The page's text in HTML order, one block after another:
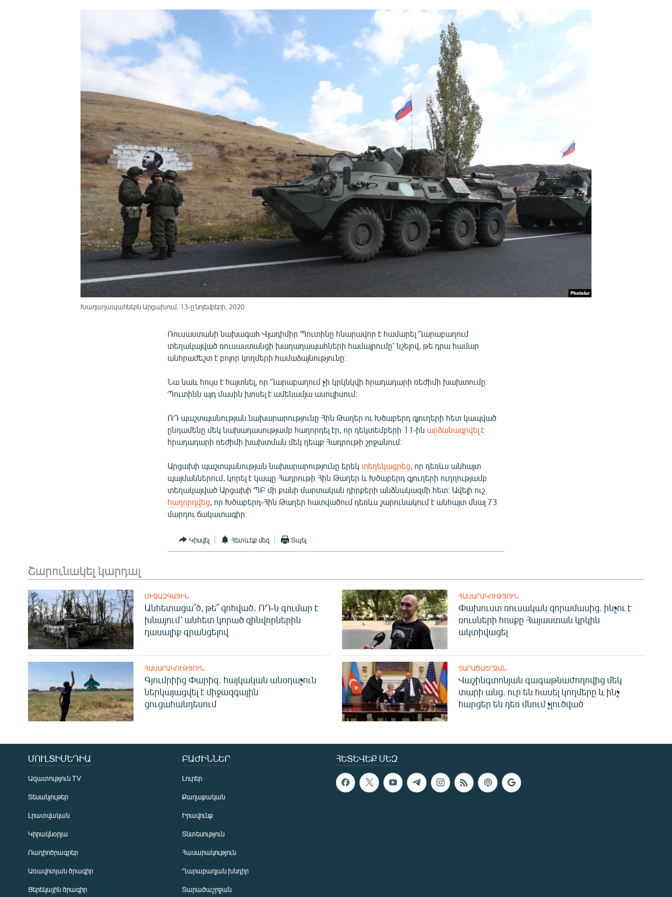
ՄԵԿՆԱԲԱՆՈՒԹՅՈՒՆ
ՁԳՏԵԼՈՎ ԼԱՎԱԳՈՒՅՆԻՆ
Խաղաղապահներն Արցախում, 13-ը նոյեմբերի, 2020
Ռուսաստանի նախագահ Վլադիմիր Պուտինը հնարավոր է համարել Ղարաբաղում
տեղակայված ռուսաստանցի խաղաղապահների համալրումը՝ նշելով, թե դրա համար
անհրաժեշտ է բոլոր կողմերի համաձայնությունը։
Նա նաև հույս է հայտնել, որ Ղարաբաղում չի կրկնկվի հրադադարի ռեժիմի խախտումը։
Պուտինն այդ մասին խոսել է ամենամյա ասուլիսում։
ՌԴ պաշտպանության նախարարությունը Հին Թաղեր ու Խծաբերդ գյուղերի հետ կապված
ընդամենը մեկ նախադասությամբ հաղորդել էր, որ դեկտեմբերի 11-ին արձանագրվել է
հրադադարի ռեժիմի խախտման մեկ դեպք Հադրութի շրջանում։
Արցախի պաշտպանության նախարարությունը երեկ տեղեկացրեց, որ դեռևս անհայտ
պայմաններում, կորել է կապը Հադրութի Հին Թաղեր և Խծաբերդ գյուղերի ուղղությամբ
տեղակայված Արցախի ՊԲ մի քանի մարտական դիրքերի անձնակազմի հետ։ Ավելի ուշ
հաղորդվեց, որ Խծաբերդ-Հին Թաղեր հատվածում դեռևս շարունակում է անհայտ մնալ 73
մարդու ճակատագիր։
Կիսվել Հետևեք մեզ Տպել
Շարունակել կարդալ
ՄԻՋԱԶԳԱՅԻՆ
Անհետացա՞ծ, թե՞ զոհված․ ՌԴ-ն գումար է
խնայում՝ անհետ կորած զինվորներին
դասալիք գրանցելով
ՀԱՍԱՐԱԿՈՒԹՅՈՒՆ
Փախուստ ռուսական զորամասից. ինչու է
ռուսների հոսքը Հայաստան կրկին
ակտիվացել
ՀԱՍԱՐԱԿՈՒԹՅՈՒՆ
Գյումրիից Փարիզ․ հայկական անօդաչուն
ներկայացվել է միջազգային
ցուցահանդեսում
ՏԱՐԱԾԱՇՐՋԱՆ
Վաշինգտոնյան գագաթնաժողովից մեկ
տարի անց. ուր են հասել կողմերը և ինչ
հարցեր են դեռ մնում չլուծված
ՀԵՏԵՎԵՔ ՄԵԶ
ՄՈՒԼՏԻՄԵԴԻԱ
Ազատություն TV
Տեսանյութեր
Լրատվական
Կիրակնօրյա
Ռադիոծրագրեր
Առավոտյան ծրագիր
Ցերեկային ծրագիր
ԲԱԺԻՆՆԵՐ
Լուրեր
Քաղաքական
Իրավունք
Տնտեսություն
Հասարակություն
Ղարաբաղյան խնդիր
Տարածաշրջան